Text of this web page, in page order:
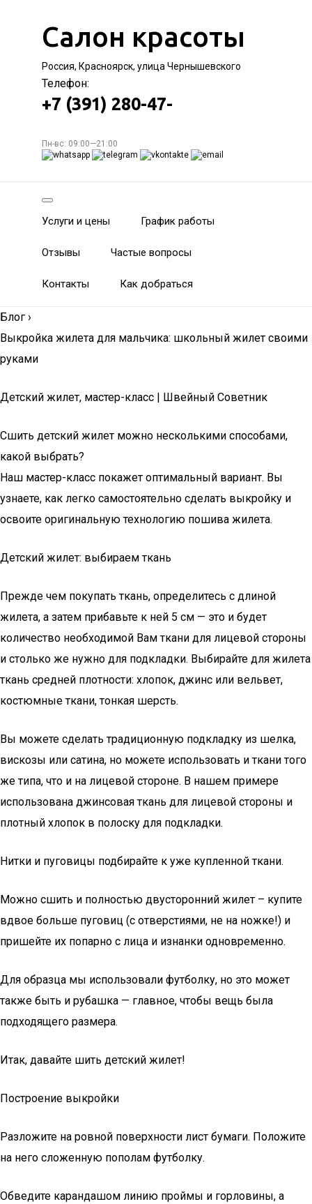
Салон красоты
Россия, Красноярск, улица Чернышевского
Телефон:
+7 (391) 280-47-
Пн-вс: 09:00—21:00
Услуги и цены График работы
Отзывы Частые вопросы
Контакты Как добраться
Блог ›
Выкройка жилета для мальчика: школьный жилет своими
руками
Детский жилет, мастер-класс | Швейный Советник
Сшить детский жилет можно несколькими способами,
какой выбрать?
Наш мастер-класс покажет оптимальный вариант. Вы
узнаете, как легко самостоятельно сделать выкройку и
освоите оригинальную технологию пошива жилета.
Детский жилет: выбираем ткань
Прежде чем покупать ткань, определитесь с длиной
жилета, а затем прибавьте к ней 5 см — это и будет
количество необходимой Вам ткани для лицевой стороны
и столько же нужно для подкладки. Выбирайте для жилета
ткань средней плотности: хлопок, джинс или вельвет,
костюмные ткани, тонкая шерсть.
Вы можете сделать традиционную подкладку из шелка,
вискозы или сатина, но можете использовать и ткани того
же типа, что и на лицевой стороне. В нашем примере
использована джинсовая ткань для лицевой стороны и
плотный хлопок в полоску для подкладки.
Нитки и пуговицы подбирайте к уже купленной ткани.
Можно сшить и полностью двусторонний жилет – купите
вдвое больше пуговиц (с отверстиями, не на ножке!) и
пришейте их попарно с лица и изнанки одновременно.
Для образца мы использовали футболку, но это может
также быть и рубашка — главное, чтобы вещь была
подходящего размера.
Итак, давайте шить детский жилет!
Построение выкройки
Разложите на ровной поверхности лист бумаги. Положите
на него сложенную пополам футболку.
Обведите карандашом линию проймы и горловины, а